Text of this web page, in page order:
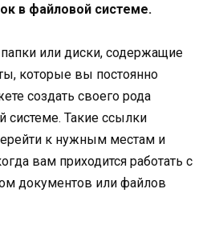
в файловой системе.
или диски, содержащие
которые вы постоянно
создать своего рода
системе. Такие ссылки
к нужным местам и
вам приходится работать с
документов или файлов